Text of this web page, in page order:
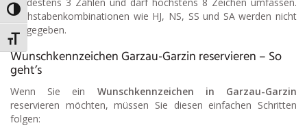
Umschalten auf hohe Kontraste
Schrift vergrößern
Buchstabenkombinationen wie HJ, NS, SS und SA werden nicht
ausgegeben.
Wunschkennzeichen Garzau-Garzin reservieren – So
geht’s
Wenn Sie ein Wunschkennzeichen in Garzau-Garzin
reservieren möchten, müssen Sie diesen einfachen Schritten
folgen: